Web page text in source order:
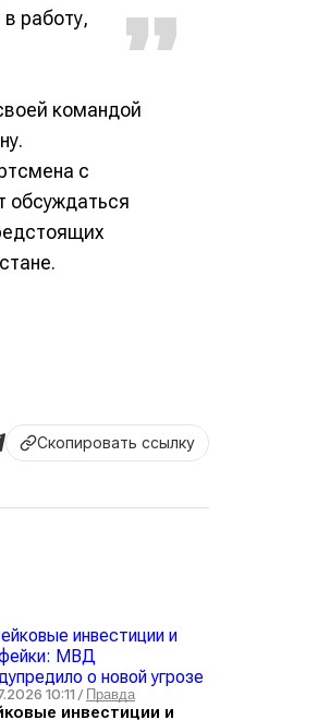
работу,
командой
с
обсуждаться
Скопировать ссылку
10:11 / Правда
инвестиции и